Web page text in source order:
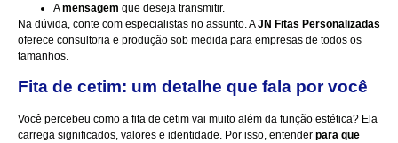
Amensagem que deseja transmitir.
Na dúvida, conte com especialistas no assunto. AJN Fitas Personalizadas
oferece consultoria e produção sob medida para empresas de todos os
tamanhos.
Fita de cetim: um detalhe que fala por você
Você percebeu como a fita de cetim vai muito além da função estética? Ela
carrega significados, valores e identidade. Por isso, entender para que